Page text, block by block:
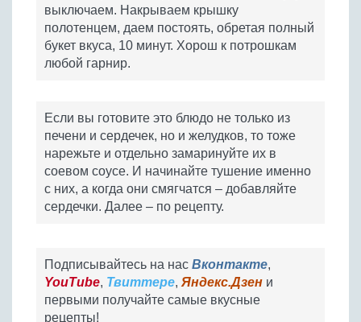
выключаем. Накрываем крышку
полотенцем, даем постоять, обретая полный
букет вкуса, 10 минут. Хорош к потрошкам
любой гарнир.
Если вы готовите это блюдо не только из
печени и сердечек, но и желудков, то тоже
нарежьте и отдельно замаринуйте их в
соевом соусе. И начинайте тушение именно
с них, а когда они смягчатся – добавляйте
сердечки. Далее – по рецепту.
Подписывайтесь на нас Вконтакте,
YouTube, Твиттере, Яндекс.Дзен и
первыми получайте самые вкусные
рецепты!